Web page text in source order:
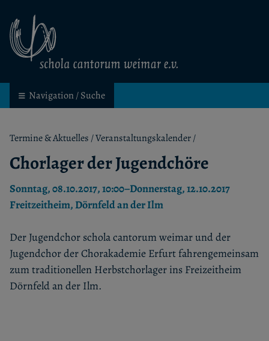
schola cantorum weimar
Navigation / Suche
Termine & Aktuelles /Veranstaltungskalender/
Chorlager der Jugendchöre
Sonntag, 08.10.2017, 10:00–Donnerstag, 12.10.2017
Freitzeitheim, Dörnfeld an der Ilm
Der Jugendchor schola cantorum weimar und der
Jugendchor der Chorakademie Erfurt fahrengemeinsam
zum traditionellen Herbstchorlager ins Freizeitheim
Dörnfeld an der Ilm.